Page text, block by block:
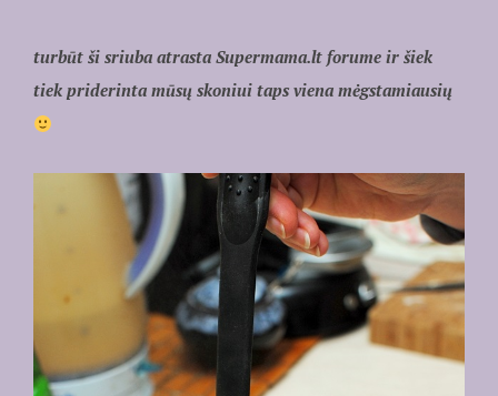
turbūt ši sriuba atrasta Supermama.lt forume ir šiek
tiek priderinta mūsų skoniui taps viena mėgstamiausių